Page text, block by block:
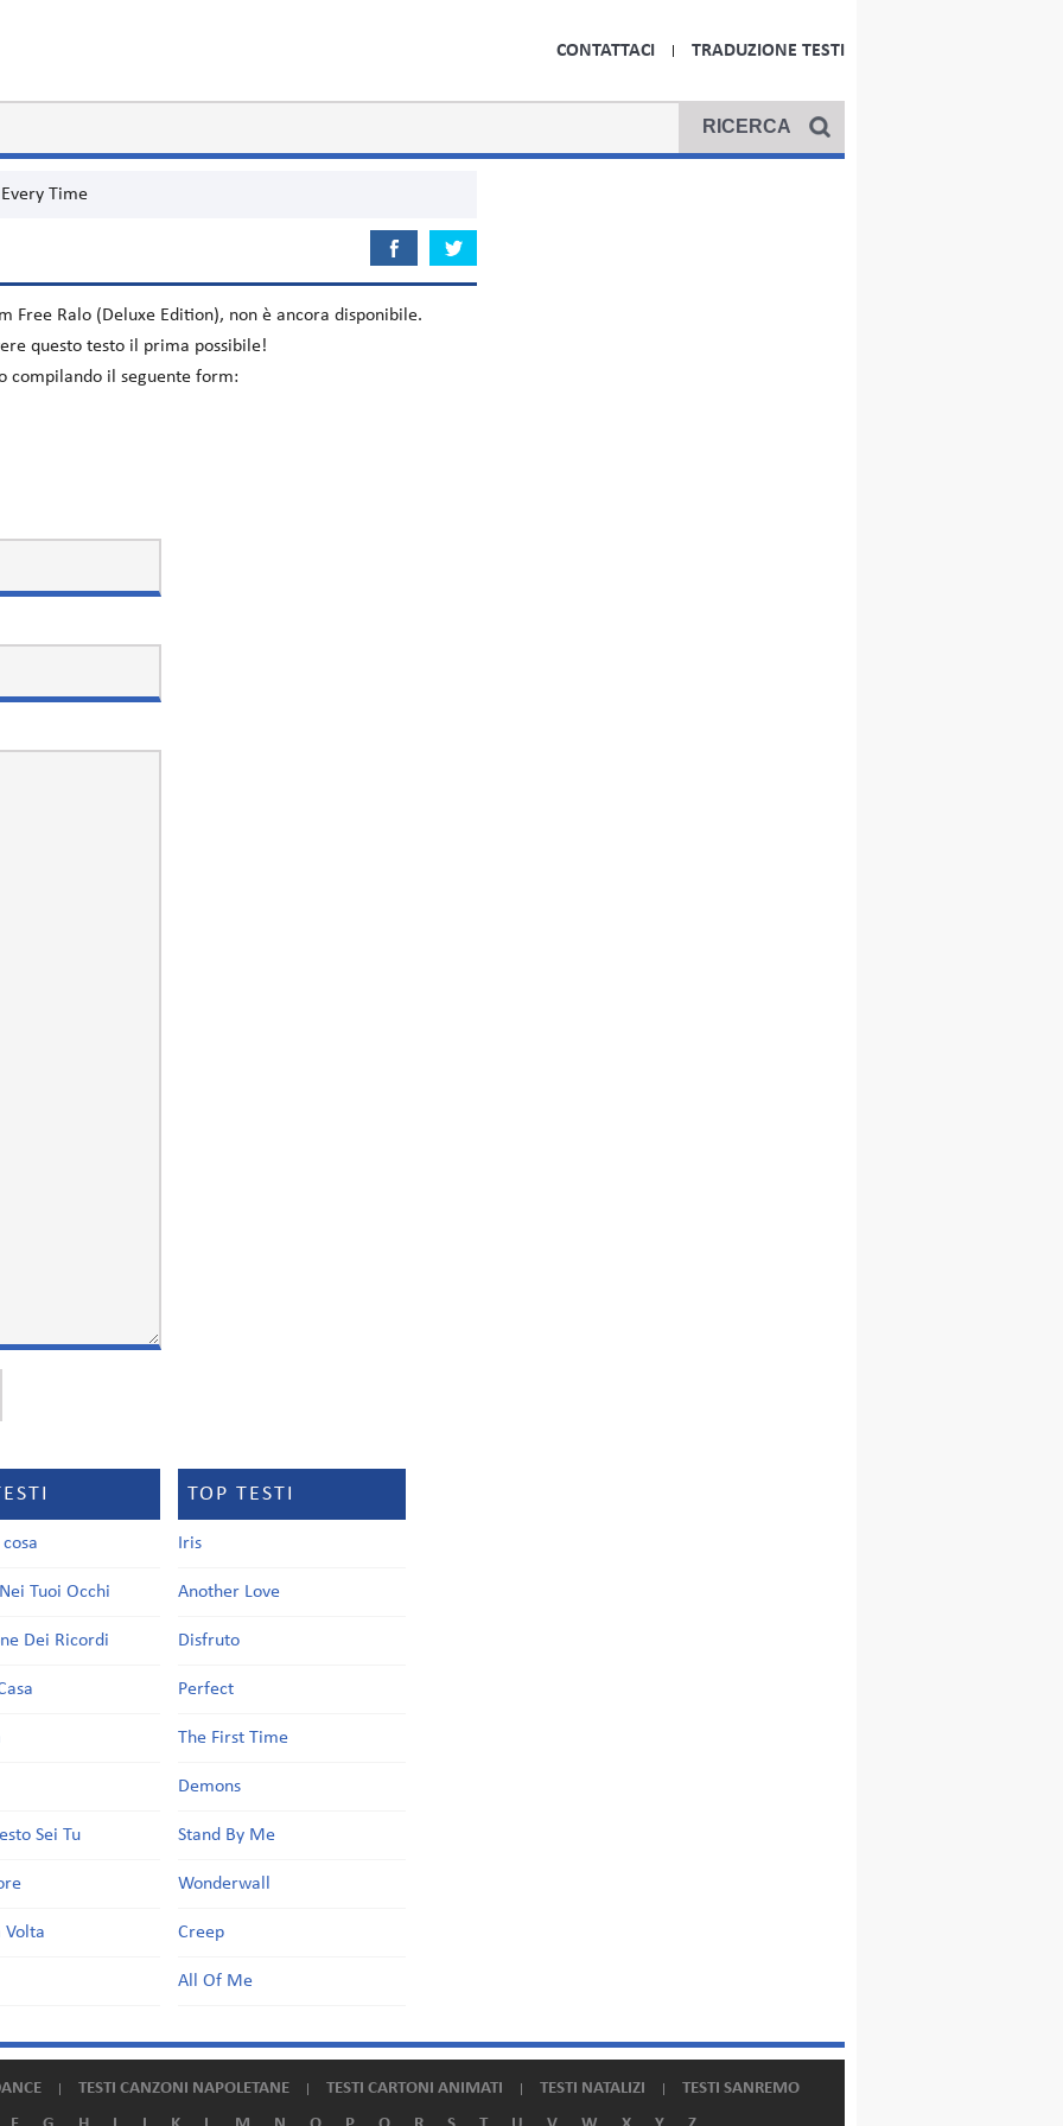
CONTATTACI TRADUZIONE TESTI
Every Time
Free Ralo (Deluxe Edition), non è ancora disponibile.
questo testo il prima possibile!
compilando il seguente form:
Tuoi Occhi
Dei Ricordi
Sei Tu
Volta
TOP TESTI
Iris
Another Love
Disfruto
Perfect
The First Time
Demons
Stand By Me
Wonderwall
Creep
All Of Me
TESTI CANZONI NAPOLETANE TESTI CARTONI ANIMATI TESTI NATALIZI
TESTI SANREMO